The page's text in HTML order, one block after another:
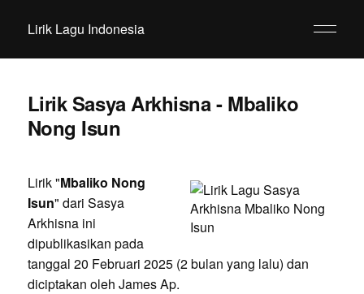
Lirik Lagu Indonesia
Lirik Sasya Arkhisna - Mbaliko
Nong Isun
Lirik "Mbaliko Nong
Isun" dari Sasya
Arkhisna ini
dipublikasikan pada
tanggal 20 Februari 2025 (2 bulan yang lalu) dan
diciptakan oleh James Ap.